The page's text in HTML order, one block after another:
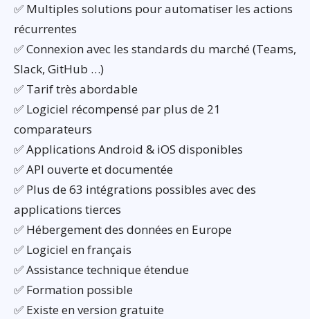
✅ Multiples solutions pour automatiser les actions
récurrentes
✅ Connexion avec les standards du marché (Teams,
Slack, GitHub …)
✅ Tarif très abordable
✅ Logiciel récompensé par plus de 21
comparateurs
✅ Applications Android & iOS disponibles
✅ API ouverte et documentée
✅ Plus de 63 intégrations possibles avec des
applications tierces
✅ Hébergement des données en Europe
✅ Logiciel en français
✅ Assistance technique étendue
✅ Formation possible
✅ Existe en version gratuite